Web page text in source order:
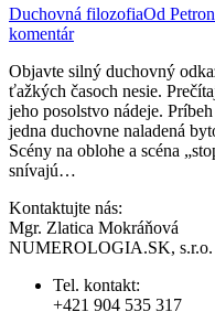
Duchovná filozofiaOd
komentár
Objavte silný duchovný
ťažkých časoch nesie.
jeho posolstvo nádeje.
jedna duchovne naladená
Scény na oblohe a scéna
snívajú…
Kontaktujte nás:
Mgr. Zlatica Mokráňová
NUMEROLOGIA.SK, s.r.o.
Tel. kontakt:
+421 904 535 317